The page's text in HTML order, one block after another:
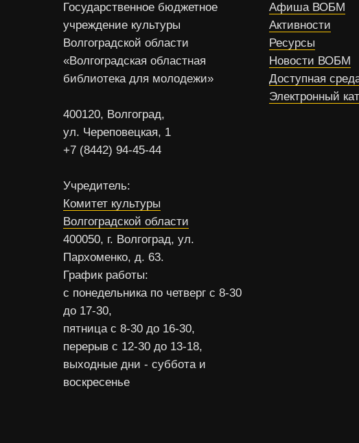
Государственное бюджетное
учреждение культуры
Волгоградской области
«Волгоградская областная
библиотека для молодежи»
400120, Волгоград,
ул. Череповецкая, 1
+7 (8442) 94-45-44
Учредитель:
Комитет культуры
Волгоградской области
400050, г. Волгоград, ул.
Пархоменко, д. 63.
График работы:
с понедельника по четверг с 8-30
до 17-30,
пятница с 8-30 до 16-30,
перерыв с 12-30 до 13-18,
выходные дни - суббота и
воскресенье
Афиша ВОБМ
Активности
Ресурсы
Новости ВОБМ
Доступная
Электронный